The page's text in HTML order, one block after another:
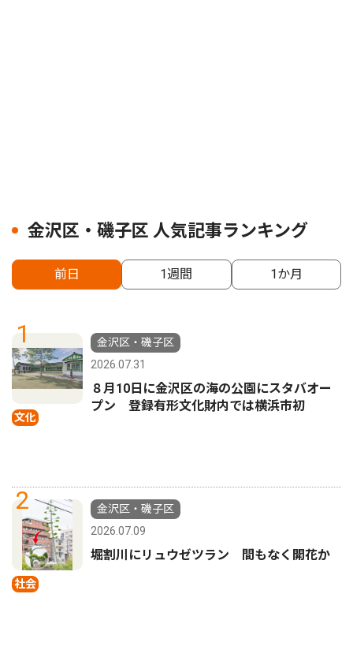
金沢区・磯子区 人気記事ランキング
前日 1週間 1か月
1
文化
金沢区・磯子区
2026.07.31
８月10日に金沢区の海の公園にスタバオー
プン 登録有形文化財内では横浜市初
2
社会
金沢区・磯子区
2026.07.09
堀割川にリュウゼツラン 間もなく開花か